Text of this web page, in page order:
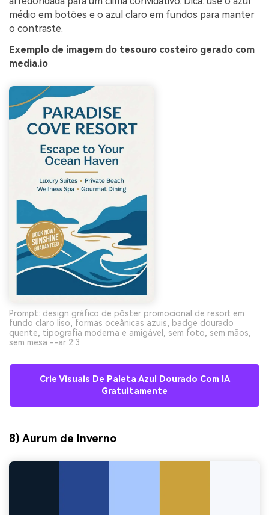
médio em botões e o azul claro em fundos para manter
o contraste.
Exemplo de imagem do tesouro costeiro gerado com
media.io
Prompt: design gráfico de pôster promocional de resort em
fundo claro liso, formas oceânicas azuis, badge dourado
quente, tipografia moderna e amigável, sem foto, sem mãos,
sem mesa --ar 2:3
Crie Visuais De Paleta Azul Dourado Com IA
Gratuitamente
8) Aurum de Inverno